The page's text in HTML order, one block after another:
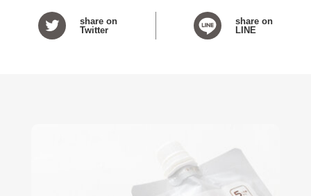
share on
Twitter
share on
LINE